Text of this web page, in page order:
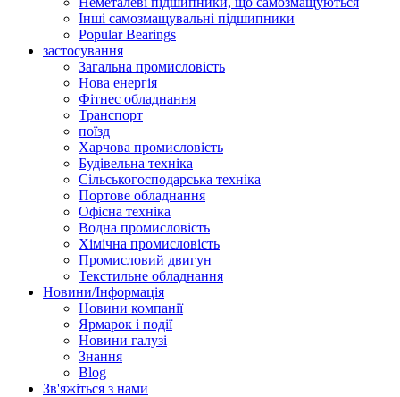
Інші самозмащувальні підшипники
Popular Bearings
застосування
Загальна промисловість
Нова енергія
Фітнес обладнання
Транспорт
поїзд
Харчова промисловість
Будівельна техніка
Сільськогосподарська техніка
Портове обладнання
Офісна техніка
Водна промисловість
Хімічна промисловість
Промисловий двигун
Текстильне обладнання
Новини/Інформація
Новини компанії
Ярмарок і події
Новини галузі
Знання
Blog
Зв'яжіться з нами